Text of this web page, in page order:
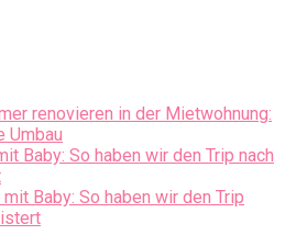
renovieren in der Mietwohnung:
Umbau
Baby: So haben wir den Trip nach
Baby: So haben wir den Trip